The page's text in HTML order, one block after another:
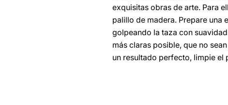
exquisitas obras de arte. Para
palillo de madera. Prepare una
golpeando la taza con
más claras posible, que no
un resultado perfecto, limpie el